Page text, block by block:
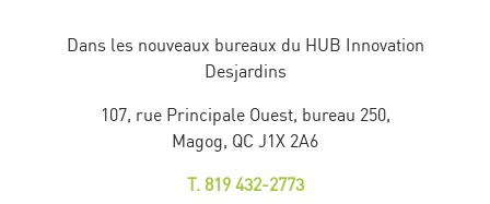
Dans les nouveaux bureaux du HUB Innovation
Desjardins
107, rue Principale Ouest, bureau 250,
Magog, QC J1X 2A6
T. 819 432-2773